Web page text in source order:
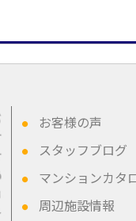
● お客様の声
● スタッフブログ
● マンションカタ
● 周辺施設情報